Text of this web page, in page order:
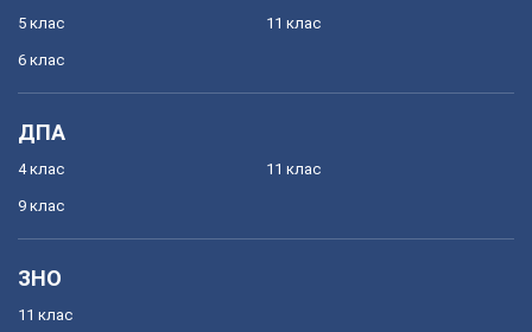
5 клас
6 клас
11 клас
ДПА
4 клас
9 клас
11 клас
ЗНО
11 клас